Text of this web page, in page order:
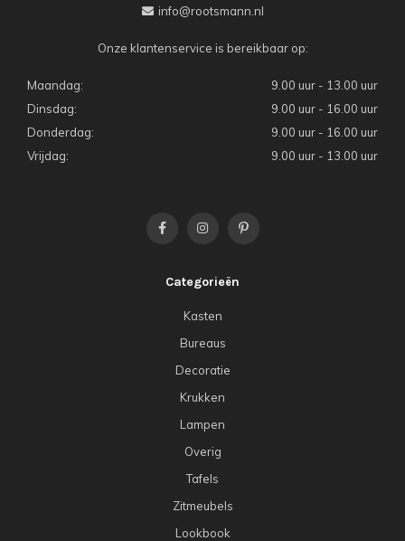
info@rootsmann.nl
Onze klantenservice is bereikbaar op:
Maandag:
9.00 uur - 13.00 uur
Dinsdag:
9.00 uur - 16.00 uur
Donderdag:
9.00 uur - 16.00 uur
Vrijdag:
9.00 uur - 13.00 uur
Categorieën
Kasten
Bureaus
Decoratie
Krukken
Lampen
Overig
Tafels
Zitmeubels
Lookbook